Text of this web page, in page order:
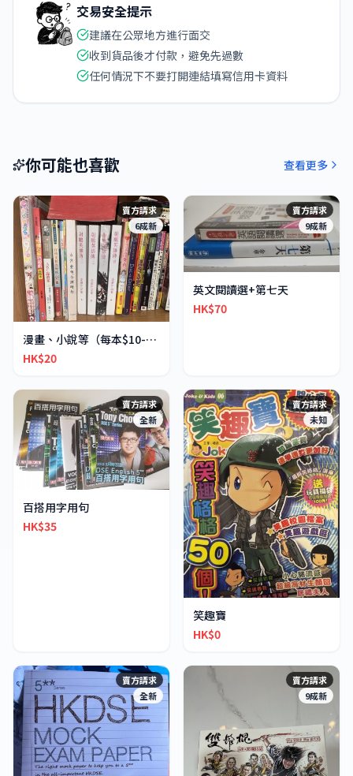
交易安全提示
建議在公眾地方進行面交
收到貨品後才付款，避免先過數
任何情況下不要打開連結填寫信用卡資料
你可能也喜歡 查看更多
賣方請求
6成新
漫畫、小說等（每本$10-30不等）
HK$20
賣方請求
9成新
英文閱讀選+第七天
HK$70
賣方請求
全新
百搭用字用句
HK$35
賣方請求
未知
笑趣寶
HK$0
賣方請求
全新
賣方請求
9成新